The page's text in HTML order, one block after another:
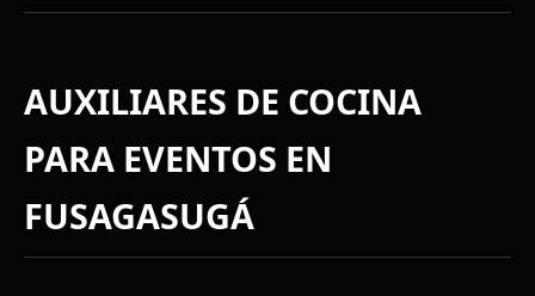
AUXILIARES DE COCINA
PARA EVENTOS EN
FUSAGASUGÁ